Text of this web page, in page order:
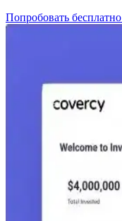
Попробовать бесплатно